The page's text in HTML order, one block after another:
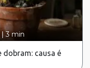
|3 min
dobram: causa é